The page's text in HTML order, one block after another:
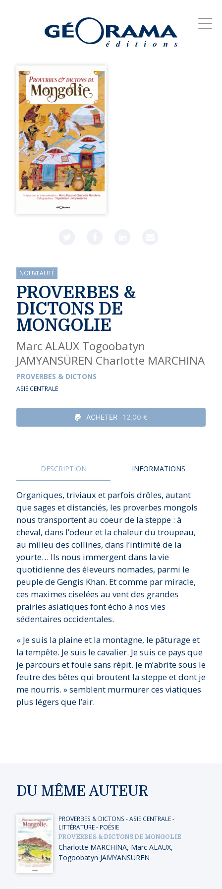
NOUVEAUTÉ
PROVERBES &
DICTONS DE
MONGOLIE
Marc ALAUX Togoobatyn
JAMYANSÜREN Charlotte MARCHINA
PROVERBES & DICTONS
ASIE CENTRALE
ACHETER 12,00 €
DESCRIPTION INFORMATIONS
Organiques, triviaux et parfois drôles, autant
que sages et distanciés, les proverbes mongols
nous transportent au coeur de la steppe : à
cheval, dans l’odeur et la chaleur du troupeau,
au milieu des collines, dans l’intimité de la
yourte… Ils nous immergent dans la vie
quotidienne des éleveurs nomades, parmi le
peuple de Gengis Khan. Et comme par miracle,
ces maximes ciselées au vent des grandes
prairies asiatiques font écho à nos vies
sédentaires occidentales.
« Je suis la plaine et la montagne, le pâturage et
la tempête. Je suis le cavalier. Je suis ce pays que
je parcours et foule sans répit. Je m’abrite sous le
feutre des bêtes qui broutent la steppe et dont je
me nourris. » semblent murmurer ces viatiques
plus légers que l’air.
DU MÊME AUTEUR
PROVERBES & DICTONS -ASIE CENTRALE-
LITTÉRATURE - POÉSIE
PROVERBES & DICTONS DE MONGOLIE
Charlotte MARCHINA, Marc ALAUX,
Togoobatyn JAMYANSÜREN